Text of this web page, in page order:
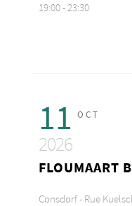
19:00-23:30
11 OCT
2026
FLOUMAART
Consdorf - Rue